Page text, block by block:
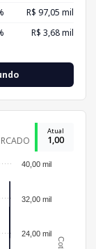
R$ 97,05 mil
R$ 3,68 mil
Atual
1,00
24,00 mil
32,00 mil
40,00 mil